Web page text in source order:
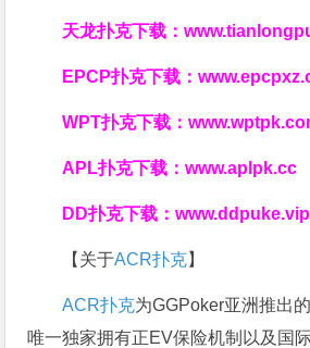
天龙扑克下载：
EPCP扑克下载：
WPT扑克下载：
APL扑克下载：www.aplpk.cc
DD扑克下载：www.ddpuke.vip
【关于ACR扑克】
ACR扑克为GGPoker亚洲推出
唯一独家拥有正EV保险机制以及国